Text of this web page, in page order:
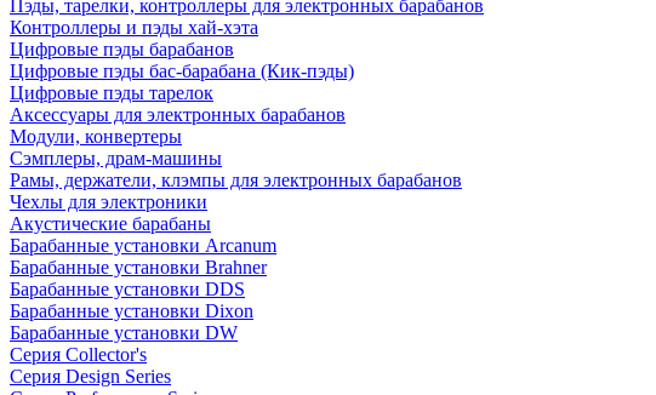
Пэды, тарелки, контроллеры для электронных барабанов
Контроллеры и пэды хай-хэта
Цифровые пэды барабанов
Цифровые пэды бас-барабана (Кик-пэды)
Цифровые пэды тарелок
Аксессуары для электронных барабанов
Модули, конвертеры
Сэмплеры, драм-машины
Рамы, держатели, клэмпы для электронных барабанов
Чехлы для электроники
Акустические барабаны
Барабанные установки Arcanum
Барабанные установки Brahner
Барабанные установки DDS
Барабанные установки Dixon
Барабанные установки DW
Серия Collector's
Серия Design Series